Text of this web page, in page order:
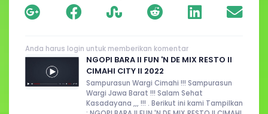
Anda harus login untuk memberikan komentar
NGOPI BARA II FUN 'N DE MIX RESTO II
CIMAHI CITY II 2022
Sampurasun Wargi Cimahi !!! Sampurasun
Wargi Jawa Barat !!! Salam Sehat
Kasadayana ,,, !!! . Berikut ini kami Tampilkan